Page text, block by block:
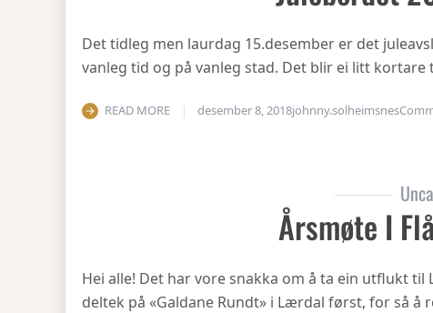
Det tidleg men laurdag 15.desember er det
vanleg tid og på vanleg stad. Det blir ei litt
READ MORE desember 8, 2018johnny.solheimsnes
Årsmøte I
Hei alle! Det har vore snakka om å ta ein utflukt
deltek på «Galdane Rundt» i Lærdal først, for så å